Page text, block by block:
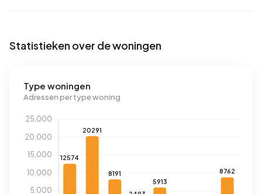
Statistieken over de woningen
Type woningen
Adressen per type woning